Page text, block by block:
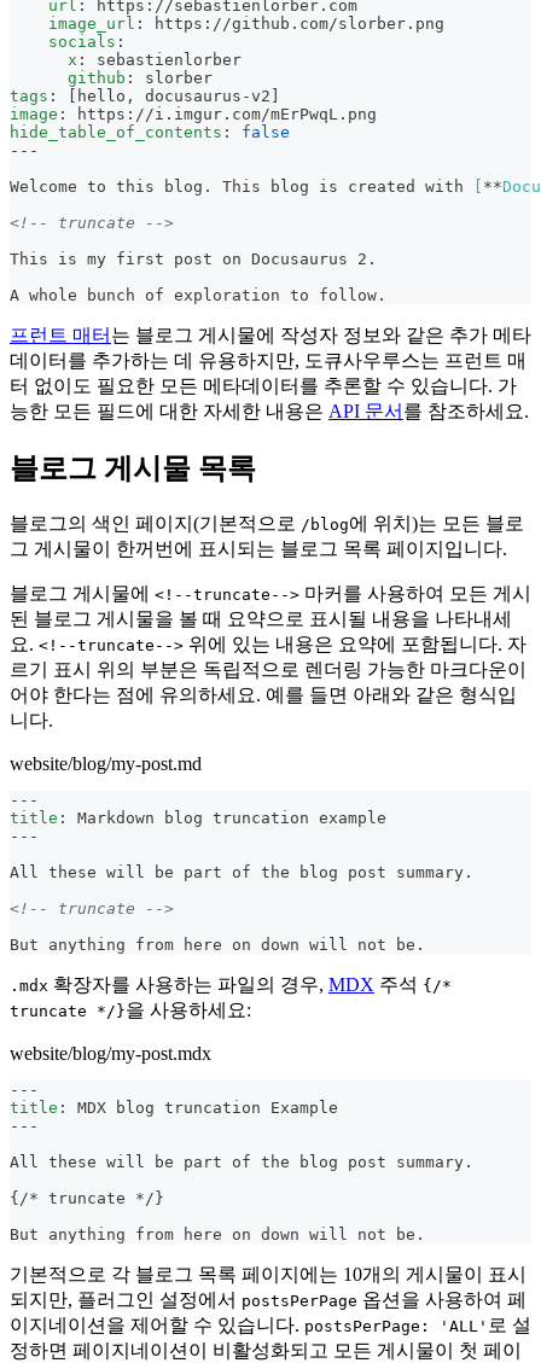
url : https : //sebastienlorber.com
image_url : https : //github.com/slorber.png
socials :
x :
sebastienlorber
github :
slorber
tags : hello , docusaurus -v2
image : https : //i.imgur.com/mErPwqL.png
hide_table_of_contents :
false
---
Welcome to this blog. This blog is created with
**
<!-- truncate -->
This is my first post on Docusaurus 2.
A whole bunch of exploration to follow.
프런트 매터 는 블로그 게시물에 작성자 정보와 같은 추가 메타
데이터를 추가하는 데 유용하지만, 도큐사우루스는 프런트 매
터 없이도 필요한 모든 메타데이터를 추론할 수 있습니다. 가
능한 모든 필드에 대한 자세한 내용은 API 문서 를 참조하세요.
블로그 게시물 목록
블로그의 색인 페이지(기본적으로 /blog에 위치)는 모든 블로
그 게시물이 한꺼번에 표시되는 블로그 목록 페이지입니다.
블로그 게시물에 <!--truncate--> 마커를 사용하여 모든 게시
된 블로그 게시물을 볼 때 요약으로 표시될 내용을 나타내세
요. <!--truncate--> 위에 있는 내용은 요약에 포함됩니다. 자
르기 표시 위의 부분은 독립적으로 렌더링 가능한 마크다운이
어야 한다는 점에 유의하세요. 예를 들면 아래와 같은 형식입
니다.
website/blog/my-post.md
---
title :
Markdown blog truncation example
---
All these will be part of the blog post summary.
<!-- truncate -->
But anything from here on down will not be.
.mdx 확장자를 사용하는 파일의 경우, MDX 주석 {/*
truncate */}을 사용하세요:
website/blog/my-post.mdx
---
title :
MDX blog truncation Example
---
All these will be part of the blog post summary.
{/* truncate */}
But anything from here on down will not be.
기본적으로 각 블로그 목록 페이지에는 10개의 게시물이 표시
되지만, 플러그인 설정에서 postsPerPage 옵션을 사용하여 페
이지네이션을 제어할 수 있습니다. postsPerPage: 'ALL' 로 설
정하면 페이지네이션이 비활성화되고 모든 게시물이 첫 페이